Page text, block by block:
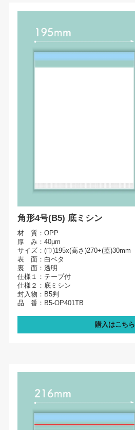
角形4号(B5) 底ミシン
材 質：OPP
厚 み：40μm
サイズ：(巾)195x(高さ)270+(蓋)30mm
表 面：白ベタ
裏 面：透明
仕様１：テープ付
仕様２：底ミシン
封入物：B5判
品 番：B5-OP401TB
購入はこちら